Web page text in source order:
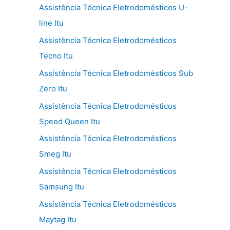
Assistência Técnica Eletrodomésticos U-
line Itu
Assistência Técnica Eletrodomésticos
Tecno Itu
Assistência Técnica Eletrodomésticos Sub
Zero Itu
Assistência Técnica Eletrodomésticos
Speed Queen Itu
Assistência Técnica Eletrodomésticos
Smeg Itu
Assistência Técnica Eletrodomésticos
Samsung Itu
Assistência Técnica Eletrodomésticos
Maytag Itu